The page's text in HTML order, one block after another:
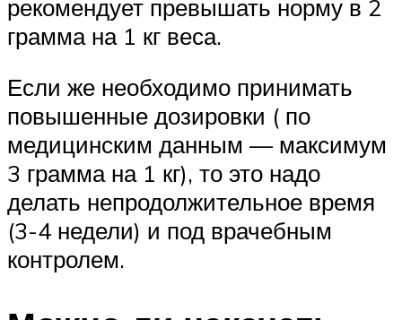
рекомендует превышать норму в 2
грамма на 1 кг веса.
Если же необходимо принимать
повышенные дозировки ( по
медицинским данным — максимум
3 грамма на 1 кг), то это надо
делать непродолжительное время
(3-4 недели) и под врачебным
контролем.